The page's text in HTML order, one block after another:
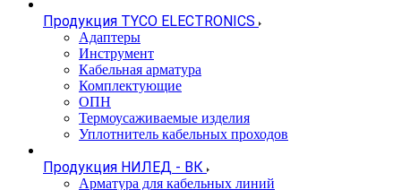
Продукция TYCO ELECTRONICS
Адаптеры
Инструмент
Кабельная арматура
Комплектующие
ОПН
Термоусаживаемые изделия
Уплотнитель кабельных проходов
Продукция НИЛЕД - ВК
Арматура для кабельных линий